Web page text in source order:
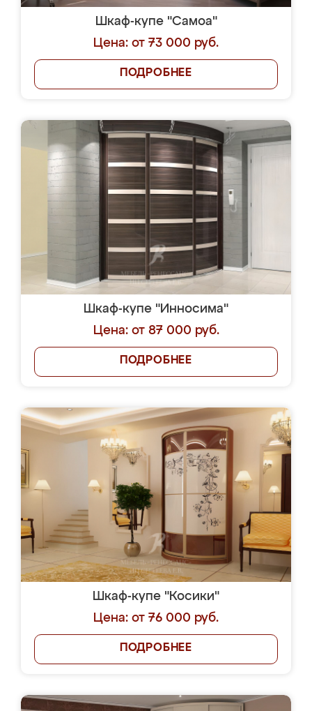
Шкаф-купе "Самоа"
Цена: от 73 000 руб.
ПОДРОБНЕЕ
Шкаф-купе "Инносима"
Цена: от 87 000 руб.
ПОДРОБНЕЕ
Шкаф-купе "Косики"
Цена: от 76 000 руб.
ПОДРОБНЕЕ